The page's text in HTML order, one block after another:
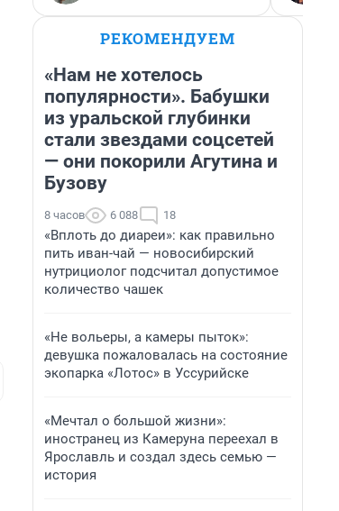
РЕКОМЕНДУЕМ
«Нам не хотелось
популярности». Бабушки
из уральской глубинки
стали звездами соцсетей
— они покорили Агутина и
Бузову
8 часов 6 088 18
«Вплоть до диареи»: как правильно
пить иван-чай — новосибирский
нутрициолог подсчитал допустимое
количество чашек
«Не вольеры, а камеры пыток»:
девушка пожаловалась на состояние
экопарка «Лотос» в Уссурийске
«Мечтал о большой жизни»:
иностранец из Камеруна переехал в
Ярославль и создал здесь семью —
история